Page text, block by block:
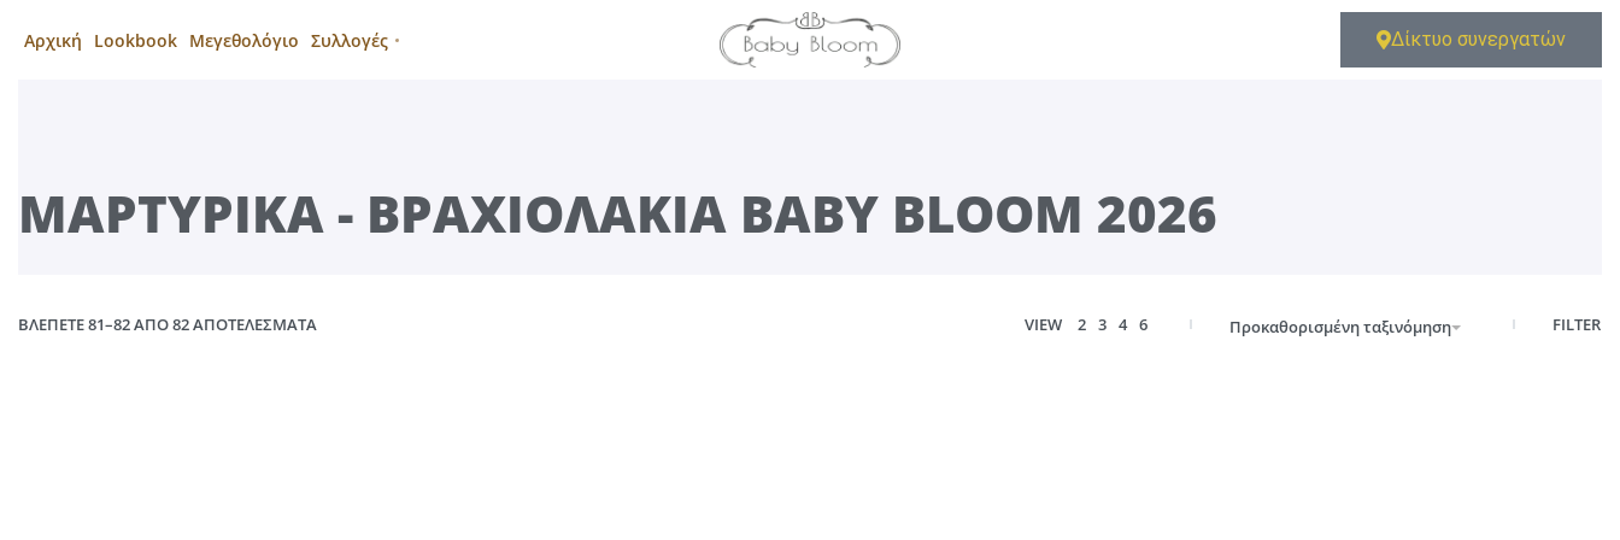
Αρχική Lookbook Μεγεθολόγιο Συλλογές Δίκτυο συνεργατών
ΜΑΡΤΥΡΙΚΆ - ΒΡΑΧΙΟΛΆΚΙΑ BABY BLOOM 2026
ΒΛΈΠΕΤΕ 81–82 ΑΠΌ 82 ΑΠΟΤΕΛΈΣΜΑΤΑ VIEW 2 3 4 6 Προκαθορισμένη ταξινόμηση FILTER